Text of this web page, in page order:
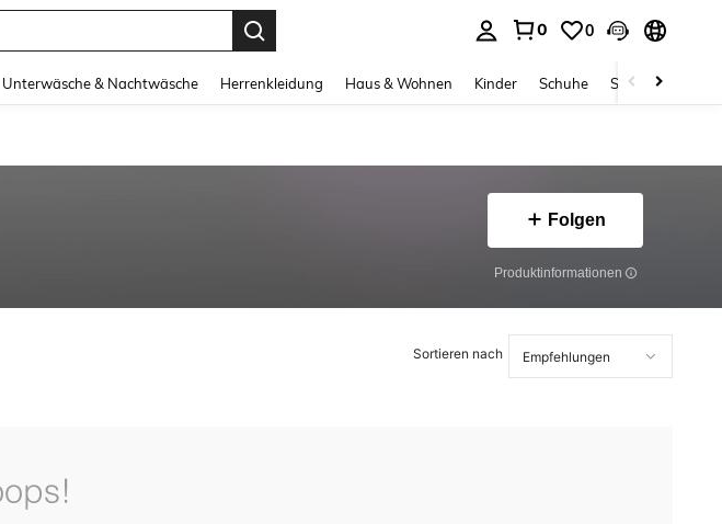
0 0
Unterwäsche & Nachtwäsche Herrenkleidung Haus & Wohnen Kinder Schuhe Schmuck &
Folgen
Produktinformationen
Sortieren nach